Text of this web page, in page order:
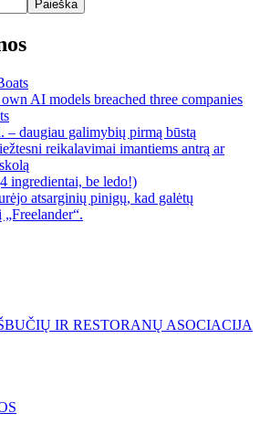
Paieška
AI models breached three companies
– daugiau galimybių pirmą būstą
reikalavimai imantiems antrą ar
ingredientai, be ledo!)
atsarginių pinigų, kad galėtų
IR RESTORANŲ ASOCIACIJA